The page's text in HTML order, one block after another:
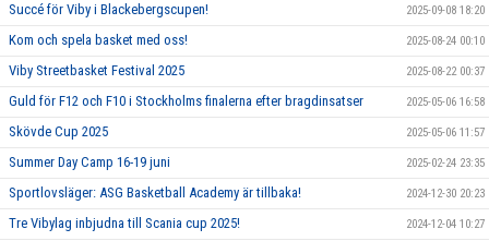
Succé för Viby i Blackebergscupen! 2025-09-08 18:20
Kom och spela basket med oss! 2025-08-24 00:10
Viby Streetbasket Festival 2025 2025-08-22 00:37
Guld för F12 och F10 i Stockholms finalerna efter bragdinsatser 2025-05-06 16:58
Skövde Cup 2025 2025-05-06 11:57
Summer Day Camp 16-19 juni 2025-02-24 23:35
Sportlovsläger: ASG Basketball Academy är tillbaka! 2024-12-30 20:23
Tre Vibylag inbjudna till Scania cup 2025! 2024-12-04 10:27